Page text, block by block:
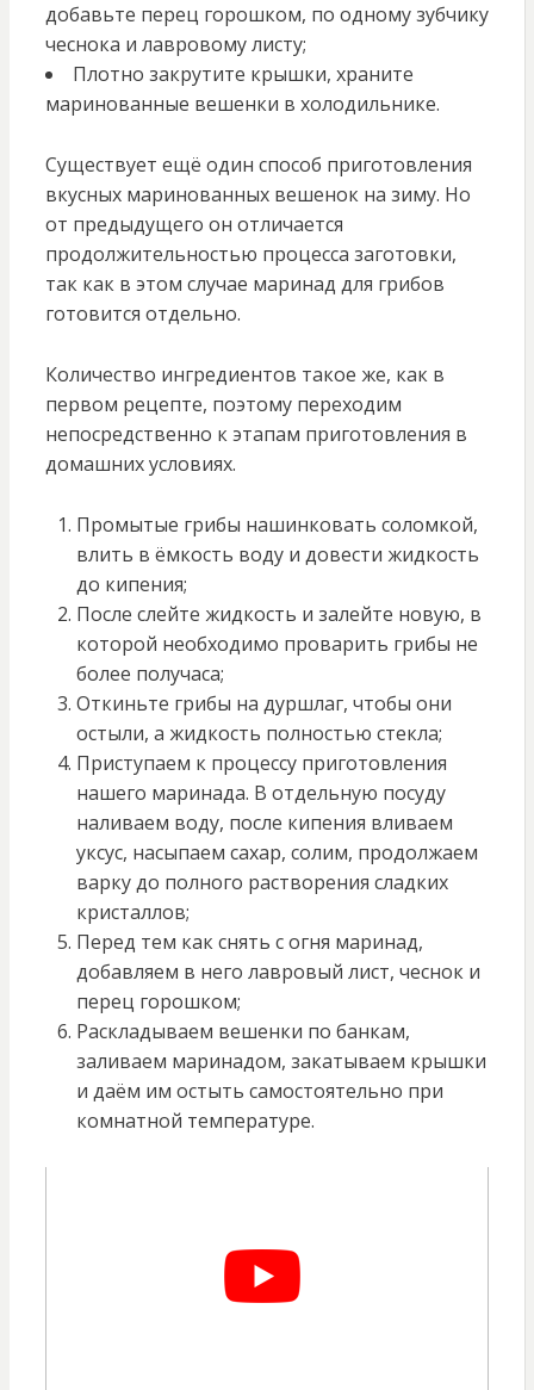
добавьте перец горошком, по одному зубчику
чеснока и лавровому листу;
Плотно закрутите крышки, храните
маринованные вешенки в холодильнике.
Существует ещё один способ приготовления
вкусных маринованных вешенок на зиму. Но
от предыдущего он отличается
продолжительностью процесса заготовки,
так как в этом случае маринад для грибов
готовится отдельно.
Количество ингредиентов такое же, как в
первом рецепте, поэтому переходим
непосредственно к этапам приготовления в
домашних условиях.
Промытые грибы нашинковать соломкой,
влить в ёмкость воду и довести жидкость
до кипения;
После слейте жидкость и залейте новую, в
которой необходимо проварить грибы не
более получаса;
Откиньте грибы на дуршлаг, чтобы они
остыли, а жидкость полностью стекла;
Приступаем к процессу приготовления
нашего маринада. В отдельную посуду
наливаем воду, после кипения вливаем
уксус, насыпаем сахар, солим, продолжаем
варку до полного растворения сладких
кристаллов;
Перед тем как снять с огня маринад,
добавляем в него лавровый лист, чеснок и
перец горошком;
Раскладываем вешенки по банкам,
заливаем маринадом, закатываем крышки
и даём им остыть самостоятельно при
комнатной температуре.